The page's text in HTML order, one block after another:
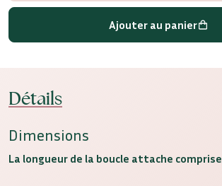
Ajouter au panier
Détails
Dimensions
La longueur de la boucle attache comprise